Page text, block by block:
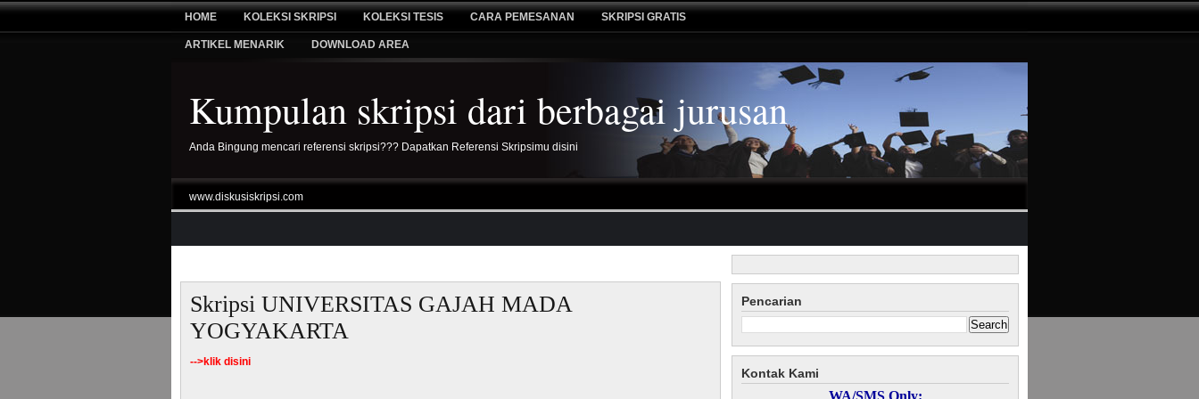
HOME KOLEKSI SKRIPSI KOLEKSI TESIS CARA PEMESANAN SKRIPSI GRATIS
ARTIKEL MENARIK DOWNLOAD AREA
Kumpulan skripsi dari berbagai jurusan
Anda Bingung mencari referensi skripsi??? Dapatkan Referensi Skripsimu disini
www.diskusiskripsi.com
Skripsi UNIVERSITAS GAJAH MADA
YOGYAKARTA
-->klik disini
Pencarian
Kontak Kami
WA/SMS Only: